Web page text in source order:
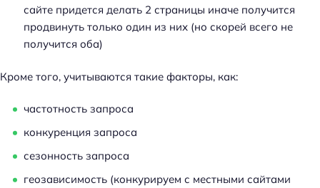
сайте придется делать 2 страницы иначе получится
продвинуть только один из них (но скорей всего не
получится оба)
Кроме того, учитываются такие факторы, как:
частотность запроса
конкуренция запроса
сезонность запроса
геозависимость (конкурируем с местными сайтами